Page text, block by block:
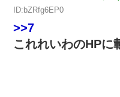
ID:bZRfg6EP0
>>7
これれいわのHPに